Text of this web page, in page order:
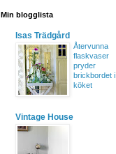
Min blogglista
Isas Trädgård
Återvunna
flaskvaser
pryder
brickbordet i
köket
Vintage House